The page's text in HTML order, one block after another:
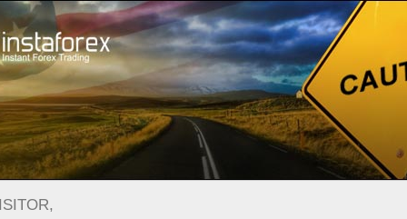
For Traders Forex Analytics InstaForex TV